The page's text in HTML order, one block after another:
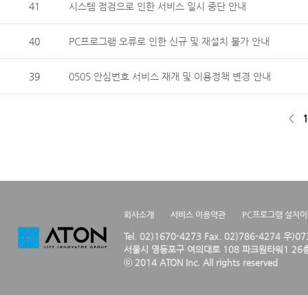
41 시스템 점검으로 인한 서비스 일시 중단 안내
40 PC프로그램 오류로 인한 신규 및 재설치 불가 안내
39 0505 안심번호 서비스 재개 및 이용정책 변경 안내
< 1
회사소개 서비스 이용약관 PC프로그램 설치
Tel. 02)1670-4273 Fax. 02)786-4274 우
서울시 영등포구 여의대로 108 파크원타워1 26
ⓒ 2014 ATON Inc. All rights reserved